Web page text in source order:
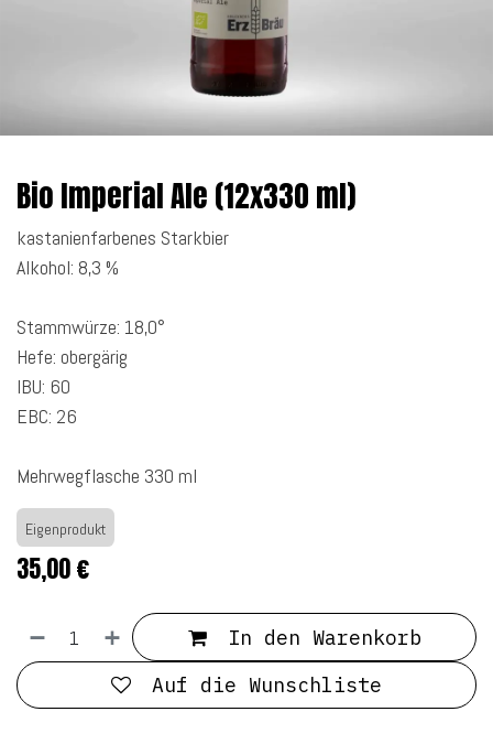
Bio Imperial Ale (12x330 ml)
kastanienfarbenes Starkbier
Alkohol: 8,3 %
Stammwürze: 18,0°
Hefe: obergärig
IBU: 60
EBC: 26
Mehrwegflasche 330 ml
Eigenprodukt
35,00€
In den Warenkorb
Auf die Wunschliste